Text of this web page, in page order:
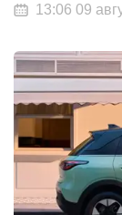
13:06 09